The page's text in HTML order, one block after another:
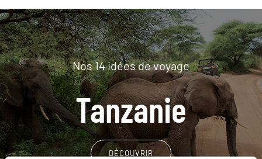
Nos 14 idées de voyage
Tanzanie
DÉCOUVRIR